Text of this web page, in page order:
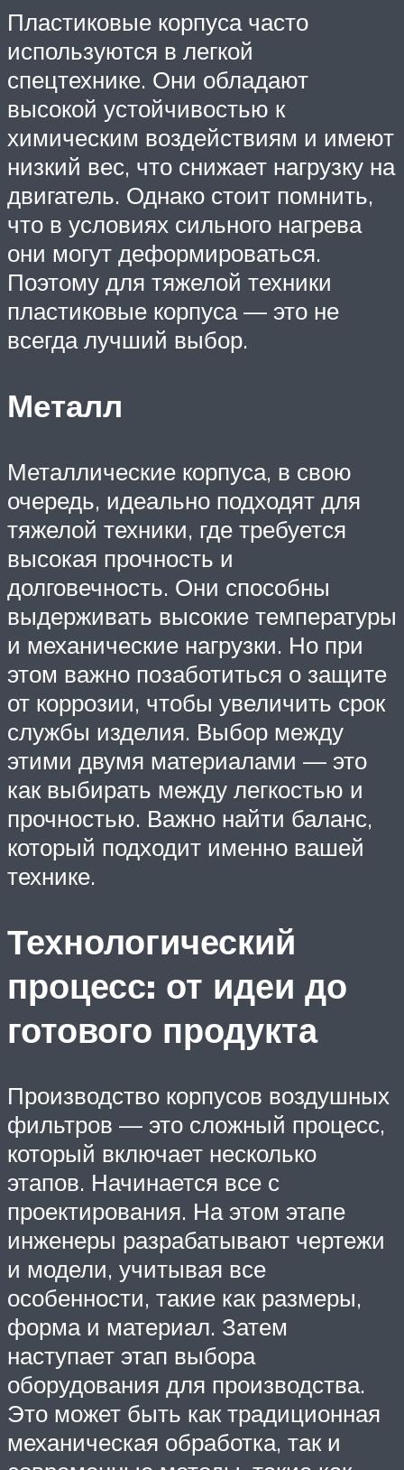
Пластиковые корпуса часто
используются в легкой
спецтехнике. Они обладают
высокой устойчивостью к
химическим воздействиям и имеют
низкий вес, что снижает нагрузку на
двигатель. Однако стоит помнить,
что в условиях сильного нагрева
они могут деформироваться.
Поэтому для тяжелой техники
пластиковые корпуса — это не
всегда лучший выбор.
Металл
Металлические корпуса, в свою
очередь, идеально подходят для
тяжелой техники, где требуется
высокая прочность и
долговечность. Они способны
выдерживать высокие температуры
и механические нагрузки. Но при
этом важно позаботиться о защите
от коррозии, чтобы увеличить срок
службы изделия. Выбор между
этими двумя материалами — это
как выбирать между легкостью и
прочностью. Важно найти баланс,
который подходит именно вашей
технике.
Технологический
процесс: от идеи до
готового продукта
Производство корпусов воздушных
фильтров — это сложный процесс,
который включает несколько
этапов. Начинается все с
проектирования. На этом этапе
инженеры разрабатывают чертежи
и модели, учитывая все
особенности, такие как размеры,
форма и материал. Затем
наступает этап выбора
оборудования для производства.
Это может быть как традиционная
механическая обработка, так и